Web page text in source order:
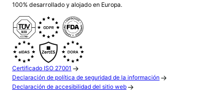
100% desarrollado y alojado en Europa.
Certificado ISO 27001
Declaración de política de seguridad de la información
Declaración de accesibilidad del sitio web